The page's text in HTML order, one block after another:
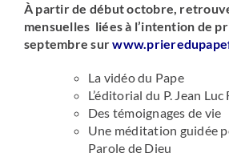
À partir de début octobre,
mensuelles liées à l’intention de
septembre sur
La vidéo du Pape
L’éditorial du P. Jean Luc
Des témoignages de vie
Une méditation guidée
Parole de Dieu